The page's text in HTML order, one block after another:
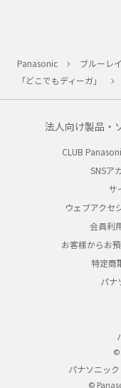
Panasonic ブルーレ
「どこでもディーガ」
法人向け製品・
CLUB
SNSア
サ
ウェブアクセ
会員利
お客様からお
特定商
パナ
©
パナソニッ
©